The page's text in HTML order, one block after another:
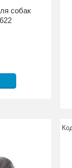
собак